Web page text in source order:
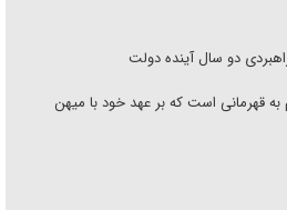
دو سال آینده دولت
قهرمانی است که بر عهد خود با میهن